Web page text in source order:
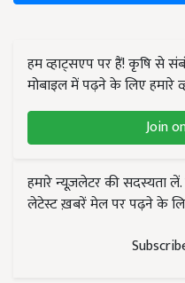
हम व्हाट्सएप पर हैं! कृषि से
मोबाइल में पढ़ने के लिए हमारे
Join
हमारे न्यूज़लेटर की सदस्यता
लेटेस्ट ख़बरें मेल पर पढ़ने के